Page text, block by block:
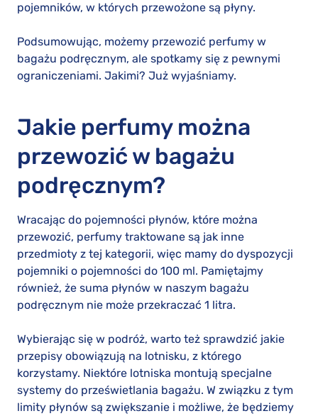
pojemników, w których przewożone są płyny.
Podsumowując, możemy przewozić perfumy w
bagażu podręcznym, ale spotkamy się z pewnymi
ograniczeniami. Jakimi? Już wyjaśniamy.
Jakie perfumy można
przewozić w bagażu
podręcznym?
Wracając do pojemności płynów, które można
przewozić, perfumy traktowane są jak inne
przedmioty z tej kategorii, więc mamy do dyspozycji
pojemniki o pojemności do 100 ml. Pamiętajmy
również, że suma płynów w naszym bagażu
podręcznym nie może przekraczać 1 litra.
Wybierając się w podróż, warto też sprawdzić jakie
przepisy obowiązują na lotnisku, z którego
korzystamy. Niektóre lotniska montują specjalne
systemy do prześwietlania bagażu. W związku z tym
limity płynów są zwiększanie i możliwe, że będziemy